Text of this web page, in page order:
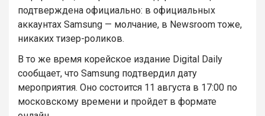
подтверждена официально: в официальных
аккаунтах Samsung — молчание, в Newsroom тоже,
никаких тизер-роликов.
В то же время корейское издание Digital Daily
сообщает, что Samsung подтвердил дату
мероприятия. Оно состоится 11 августа в 17:00 по
московскому времени и пройдет в формате